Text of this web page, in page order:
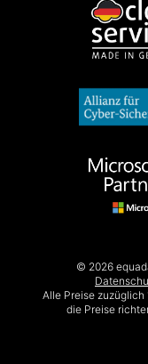
© 2026
Alle Preise zuzüglich
die Preise